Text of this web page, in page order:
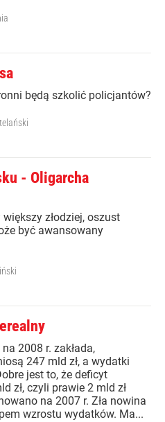
będą szkolić policjantów?
- Oligarcha
złodziej, oszust
być awansowany
2008 r. zakłada,
247 mld zł, a wydatki
jest to, że deficyt
zł, czyli prawie 2 mld zł
na 2007 r. Zła nowina
wzrostu wydatków. Ma...